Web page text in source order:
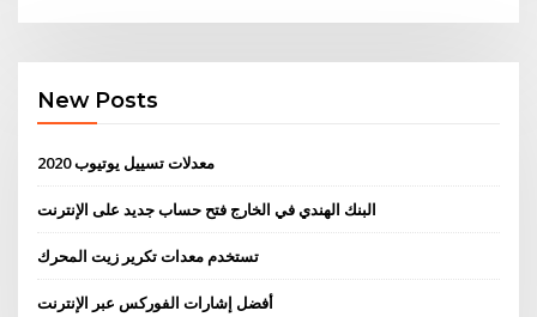
New Posts
معدلات تسييل يوتيوب 2020
البنك الهندي في الخارج فتح حساب جديد على الإنترنت
تستخدم معدات تكرير زيت المحرك
أفضل إشارات الفوركس عبر الإنترنت